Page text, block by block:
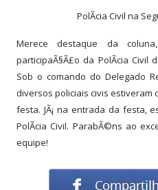
PolÃ­cia Civil na
Merece destaque da
participaÃ§Ã£o da PolÃ­cia Civil
Sob o comando do Delegado
diversos policiais civis estiveram
festa. JÃ¡ na entrada da festa,
PolÃ­cia Civil. ParabÃ©ns ao
equipe!